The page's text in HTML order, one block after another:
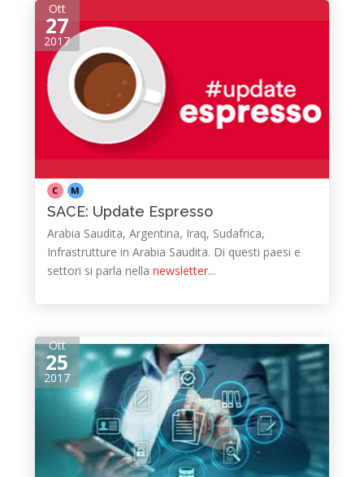
Ott
27
2017
C M
SACE: Update Espresso
Arabia Saudita, Argentina, Iraq, Sudafrica,
Infrastrutture in Arabia Saudita. Di questi paesi e
settori si parla nella newsletter...
Ott
25
2017